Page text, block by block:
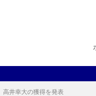
高井幸大の獲得を発表